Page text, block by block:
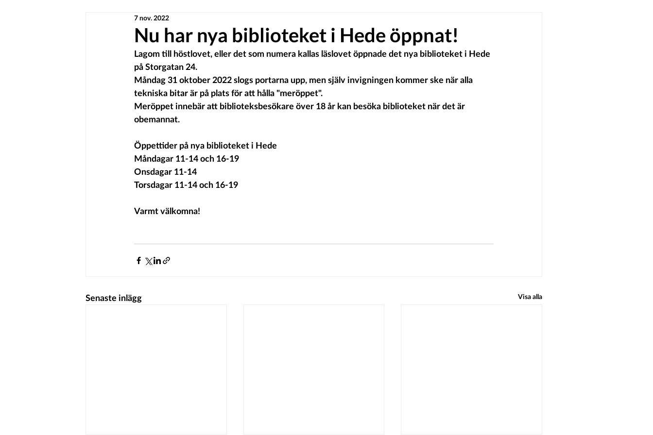
Nu har nya biblioteket i Hede öppnat!
7 nov. 2022
Lagom till höstlovet, eller det som numera kallas läslovet öppnade det nya biblioteket i Hede
på Storgatan 24.
Måndag 31 oktober 2022 slogs portarna upp, men själv invigningen kommer ske när alla
tekniska bitar är på plats för att hålla "meröppet".
Meröppet innebär att biblioteksbesökare över 18 år kan besöka biblioteket när det är
obemannat.
Öppettider på nya biblioteket i Hede
Måndagar 11-14 och 16-19
Onsdagar 11-14
Torsdagar 11-14 och 16-19
Varmt välkomna!
Senaste inlägg Visa alla